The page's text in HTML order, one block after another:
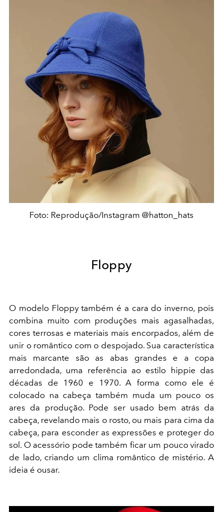
Foto: Reprodução/Instagram @hatton_hats
Floppy
O modelo Floppy também é a cara do inverno, pois
combina muito com produções mais agasalhadas,
cores terrosas e materiais mais encorpados, além de
unir o romântico com o despojado. Sua característica
mais marcante são as abas grandes e a copa
arredondada, uma referência ao estilo hippie das
décadas de 1960 e 1970. A forma como ele é
colocado na cabeça também muda um pouco os
ares da produção. Pode ser usado bem atrás da
cabeça, revelando mais o rosto, ou mais para cima da
cabeça, para esconder as expressões e proteger do
sol. O acessório pode também ficar um pouco virado
de lado, criando um clima romântico de mistério. A
ideia é ousar.